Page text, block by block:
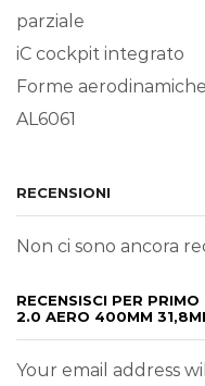
parziale
iC cockpit integrato
Forme aerodinamiche
AL6061
RECENSIONI
Non ci sono ancora
RECENSISCI PER
2.0 AERO 400MM
Your email address